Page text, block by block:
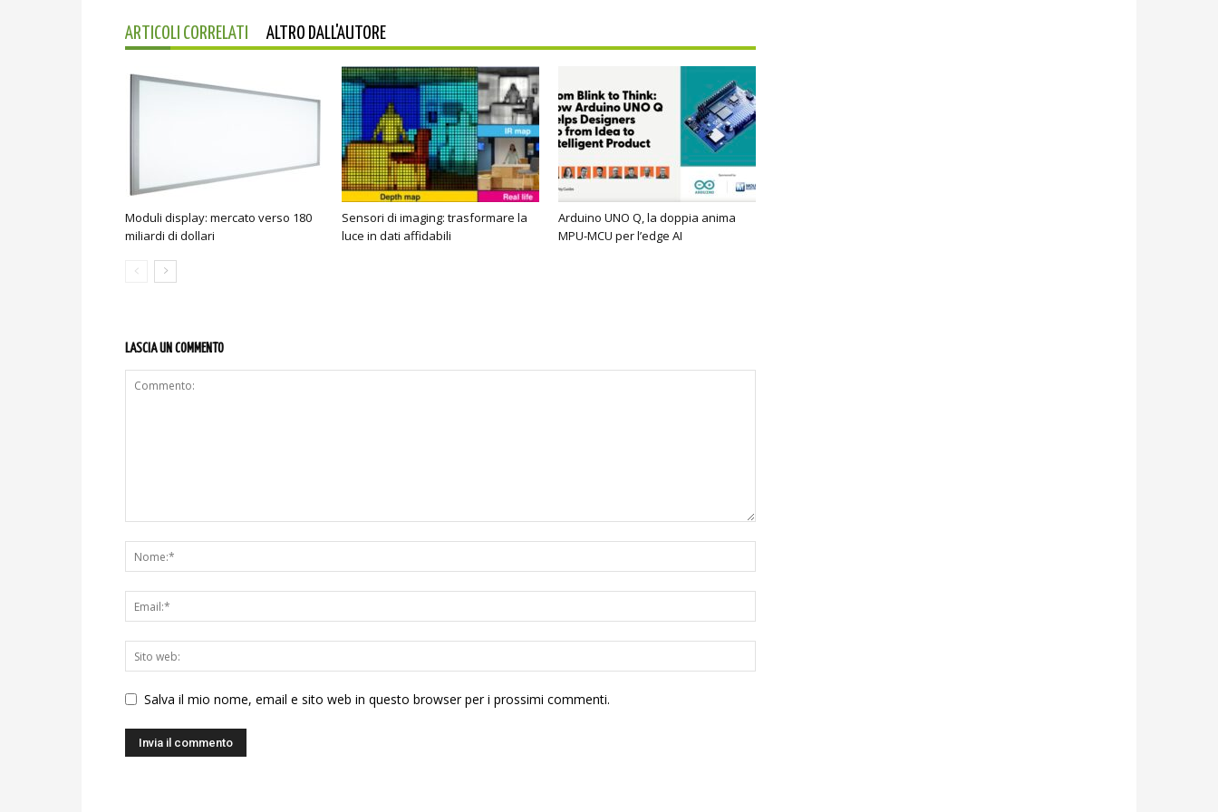
ARTICOLI CORRELATI ALTRO DALL'AUTORE
Moduli display: mercato verso 180
miliardi di dollari
Sensori di imaging: trasformare la
luce in dati affidabili
Arduino UNO Q, la doppia anima
MPU-MCU per l’edge AI
LASCIA UN COMMENTO
Salva il mio nome, email e sito web in questo browser per i prossimi commenti.